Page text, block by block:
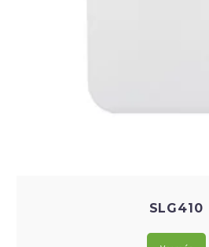
SLG410